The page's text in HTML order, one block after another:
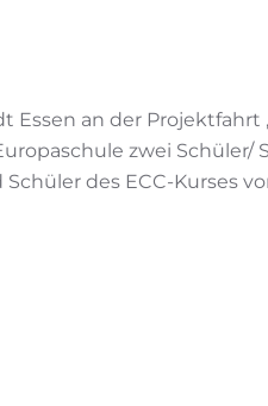
an der Projektfahrt
zwei
des ECC-Kurses